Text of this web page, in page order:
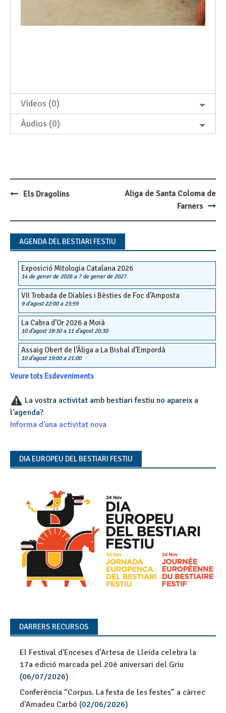
Vídeos (0)
Àudios (0)
navigation
Els Dragolins
Àliga de Santa Coloma de
Farners
AGENDA DEL BESTIARI FESTIU
Exposició Mitologia Catalana 2026
14 de gener de 2026a 7 de gener de 2027
VII Trobada de Diables i Bèsties de Foc d’Amposta
9 d'agost 22:00a 23:59
La Cabra d’Or 2026 a Moià
10 d'agost 18:30a 11 d'agost 20:30
Assaig Obert de l’Àliga a La Bisbal d’Empordà
10 d'agost 19:00a 21:00
Veure tots Esdeveniments
La vostra activitat amb bestiari festiu no apareix a
l'agenda?
Informa d'una activitat nova
DIA EUROPEU DEL BESTIARI FESTIU
DARRERS RECURSOS
El Festival d'Enceses d'Artesa de Lleida celebra la
17a edició marcada pel 20è aniversari del Griu
(06/07/2026)
Conferència “Corpus. La festa de les festes” a càrrec
d'Amadeu Carbó (02/06/2026)